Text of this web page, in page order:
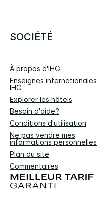
SOCIÉTÉ
À propos d'IHG
Enseignes internationales
IHG
Explorer les hôtels
Besoin d'aide?
Conditions d'utilisation
Ne pas vendre mes
informations personnelles
Plan du site
Commentaires